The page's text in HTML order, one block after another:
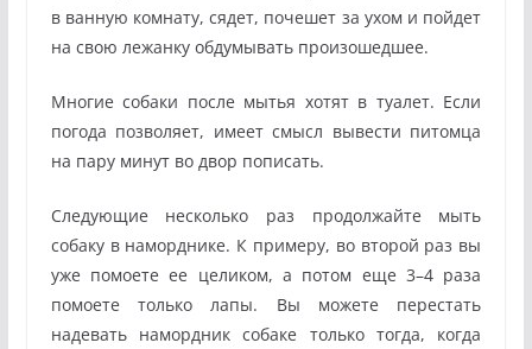
в ванную комнату, сядет, почешет за ухом и пойдет
на свою лежанку обдумывать произошедшее.
Многие собаки после мытья хотят в туалет. Если
погода позволяет, имеет смысл вывести питомца
на пару минут во двор пописать.
Следующие несколько раз продолжайте мыть
собаку в наморднике. К примеру, во второй раз вы
уже помоете ее целиком, а потом еще 3–4 раза
помоете только лапы. Вы можете перестать
надевать намордник собаке только тогда, когда